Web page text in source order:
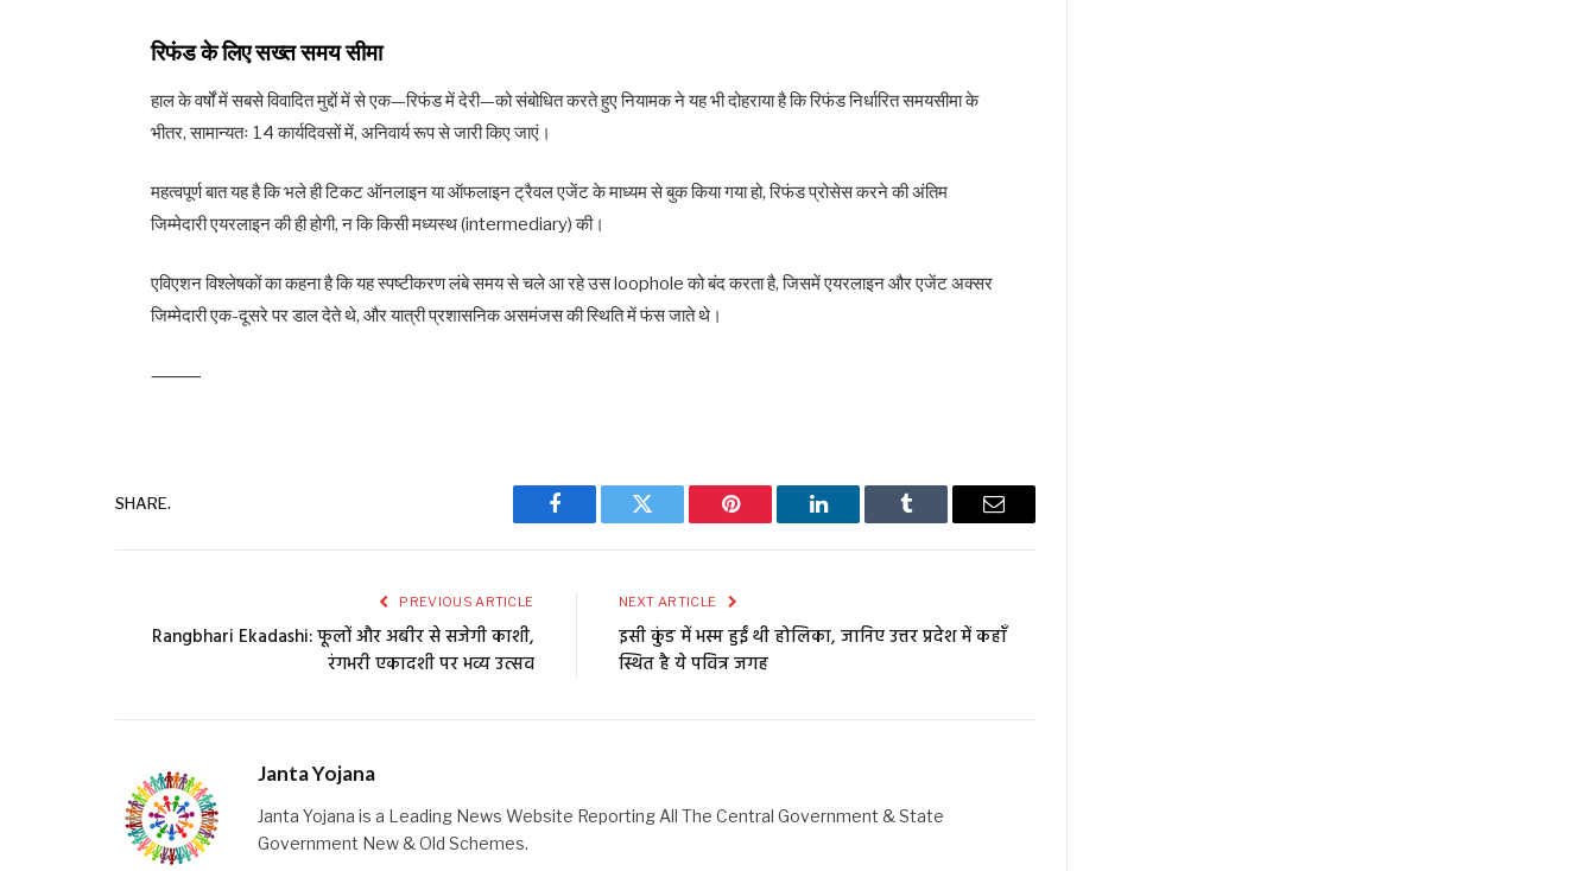
रिफंड के लिए सख्त समय सीमा
हाल के वर्षों में सबसे विवादित मुद्दों में से एक—रिफंड में देरी—को संबोधित करते हुए नियामक ने यह भी दोहराया है कि रिफंड निर्धारित समयसीमा के
भीतर, सामान्यतः 14 कार्यदिवसों में, अनिवार्य रूप से जारी किए जाएं।
महत्वपूर्ण बात यह है कि भले ही टिकट ऑनलाइन या ऑफलाइन ट्रैवल एजेंट के माध्यम से बुक किया गया हो, रिफंड प्रोसेस करने की अंतिम
जिम्मेदारी एयरलाइन की ही होगी, न कि किसी मध्यस्थ (intermediary) की।
एविएशन विश्लेषकों का कहना है कि यह स्पष्टीकरण लंबे समय से चले आ रहे उस loophole को बंद करता है, जिसमें एयरलाइन और एजेंट अक्सर
जिम्मेदारी एक-दूसरे पर डाल देते थे, और यात्री प्रशासनिक असमंजस की स्थिति में फंस जाते थे।
⸻
SHARE.
Facebook Twitter Pinterest LinkedIn Tumblr Email
PREVIOUS ARTICLE
Rangbhari Ekadashi: फूलों और अबीर से सजेगी काशी,
रंगभरी एकादशी पर भव्य उत्सव
NEXT ARTICLE
इसी कुंड में भस्म हुईं थी होलिका, जानिए उत्तर प्रदेश में कहाँ
स्थित है ये पवित्र जगह
Janta Yojana
Janta Yojana is a Leading News Website Reporting All The Central Government & State
Government New & Old Schemes.